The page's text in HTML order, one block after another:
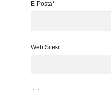
E-Posta*
Web Sitesi